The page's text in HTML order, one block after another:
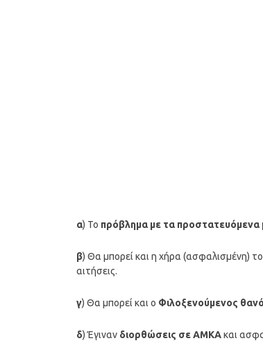
α) Το πρόβλημα με τα προστατευόμενα
β) Θα μπορεί και η χήρα (ασφαλισμένη)
αιτήσεις.
γ) Θα μπορεί και ο Φιλοξενούμενος
δ) Έγιναν διορθώσεις σε ΑΜΚΑκαι